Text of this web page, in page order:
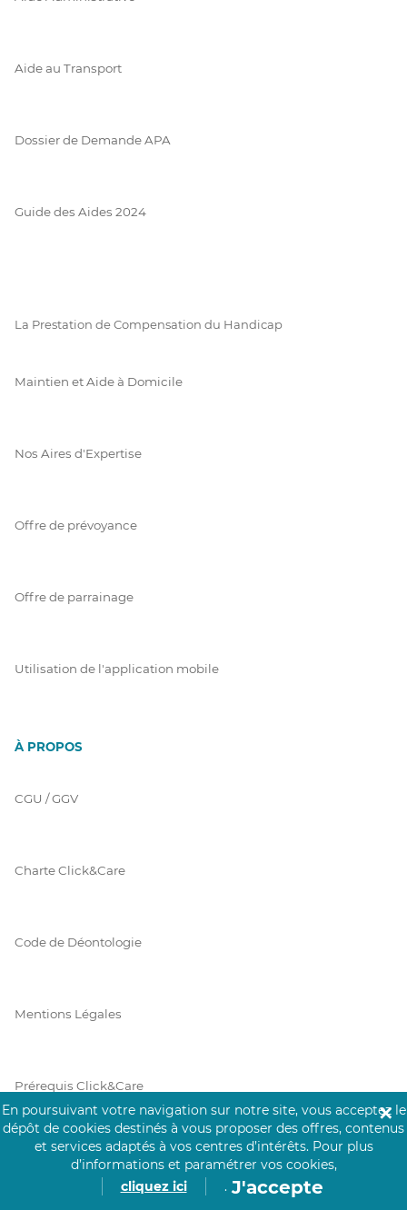
Aide au Transport
Dossier de Demande APA
Guide des Aides 2024
La Prestation de Compensation du Handicap
Maintien et Aide à Domicile
Nos Aires d'Expertise
Offre de prévoyance
Offre de parrainage
Utilisation de l'application mobile
À PROPOS
CGU / GGV
Charte Click&Care
Code de Déontologie
Mentions Légales
Prérequis Click&Care
Protection des Données
En poursuivant votre navigation sur notre site, vous acceptez le
dépôt de cookies destinés à vous proposer des offres, contenus
et services adaptés à vos centres d’intérêts. Pour plus
d’informations et paramétrer vos cookies,
cliquez ici
. J'accepte
✕